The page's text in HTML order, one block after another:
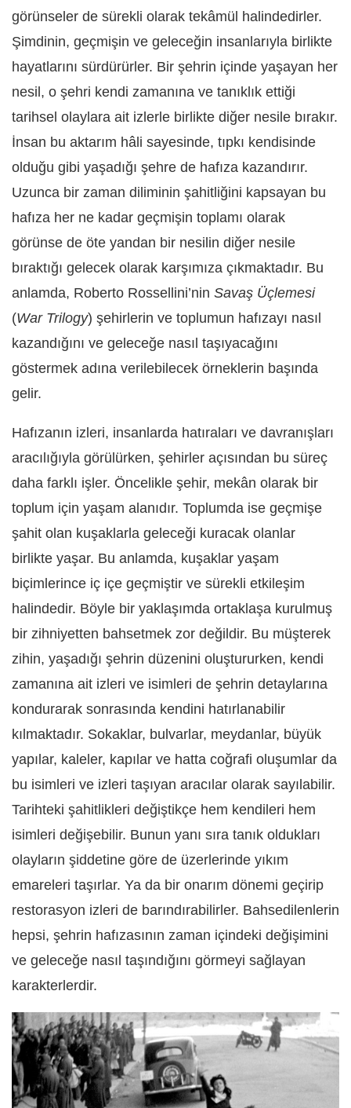
görünseler de sürekli olarak tekâmül halindedirler.
Şimdinin, geçmişin ve geleceğin insanlarıyla birlikte
hayatlarını sürdürürler. Bir şehrin içinde yaşayan her
nesil, o şehri kendi zamanına ve tanıklık ettiği
tarihsel olaylara ait izlerle birlikte diğer nesile bırakır.
İnsan bu aktarım hâli sayesinde, tıpkı kendisinde
olduğu gibi yaşadığı şehre de hafıza kazandırır.
Uzunca bir zaman diliminin şahitliğini kapsayan bu
hafıza her ne kadar geçmişin toplamı olarak
görünse de öte yandan bir nesilin diğer nesile
bıraktığı gelecek olarak karşımıza çıkmaktadır. Bu
anlamda, Roberto Rossellini’nin Savaş Üçlemesi
(War Trilogy) şehirlerin ve toplumun hafızayı nasıl
kazandığını ve geleceğe nasıl taşıyacağını
göstermek adına verilebilecek örneklerin başında
gelir.
Hafızanın izleri, insanlarda hatıraları ve davranışları
aracılığıyla görülürken, şehirler açısından bu süreç
daha farklı işler. Öncelikle şehir, mekân olarak bir
toplum için yaşam alanıdır. Toplumda ise geçmişe
şahit olan kuşaklarla geleceği kuracak olanlar
birlikte yaşar. Bu anlamda, kuşaklar yaşam
biçimlerince iç içe geçmiştir ve sürekli etkileşim
halindedir. Böyle bir yaklaşımda ortaklaşa kurulmuş
bir zihniyetten bahsetmek zor değildir. Bu müşterek
zihin, yaşadığı şehrin düzenini oluştururken, kendi
zamanına ait izleri ve isimleri de şehrin detaylarına
kondurarak sonrasında kendini hatırlanabilir
kılmaktadır. Sokaklar, bulvarlar, meydanlar, büyük
yapılar, kaleler, kapılar ve hatta coğrafi oluşumlar da
bu isimleri ve izleri taşıyan aracılar olarak sayılabilir.
Tarihteki şahitlikleri değiştikçe hem kendileri hem
isimleri değişebilir. Bunun yanı sıra tanık oldukları
olayların şiddetine göre de üzerlerinde yıkım
emareleri taşırlar. Ya da bir onarım dönemi geçirip
restorasyon izleri de barındırabilirler. Bahsedilenlerin
hepsi, şehrin hafızasının zaman içindeki değişimini
ve geleceğe nasıl taşındığını görmeyi sağlayan
karakterlerdir.